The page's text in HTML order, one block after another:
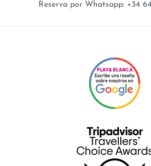
Reserva por Whatsapp: +34